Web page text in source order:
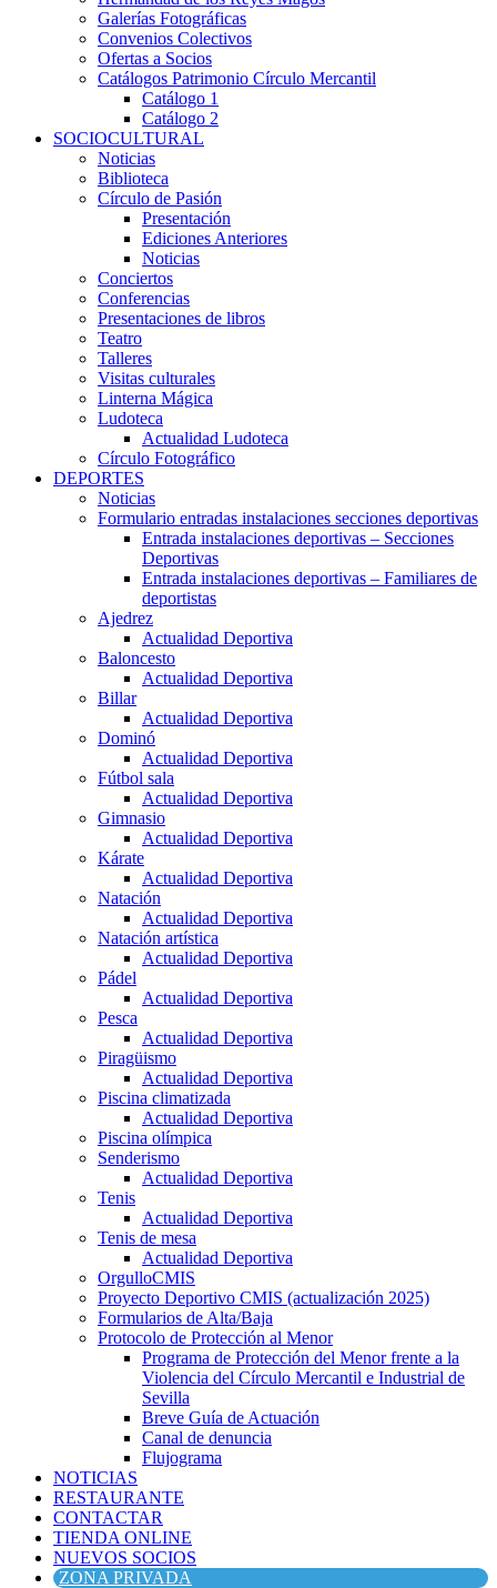
Galerías Fotográficas
Convenios Colectivos
Ofertas a Socios
Catálogos Patrimonio Círculo Mercantil
Catálogo 1
Catálogo 2
SOCIOCULTURAL
Noticias
Biblioteca
Círculo de Pasión
Presentación
Ediciones Anteriores
Noticias
Conciertos
Conferencias
Presentaciones de libros
Teatro
Talleres
Visitas culturales
Linterna Mágica
Ludoteca
Actualidad Ludoteca
Círculo Fotográfico
DEPORTES
Noticias
Formulario entradas instalaciones secciones deportivas
Entrada instalaciones deportivas – Secciones
Deportivas
Entrada instalaciones deportivas – Familiares de
deportistas
Ajedrez
Actualidad Deportiva
Baloncesto
Actualidad Deportiva
Billar
Actualidad Deportiva
Dominó
Actualidad Deportiva
Fútbol sala
Actualidad Deportiva
Gimnasio
Actualidad Deportiva
Kárate
Actualidad Deportiva
Natación
Actualidad Deportiva
Natación artística
Actualidad Deportiva
Pádel
Actualidad Deportiva
Pesca
Actualidad Deportiva
Piragüismo
Actualidad Deportiva
Piscina climatizada
Actualidad Deportiva
Piscina olímpica
Senderismo
Actualidad Deportiva
Tenis
Actualidad Deportiva
Tenis de mesa
Actualidad Deportiva
OrgulloCMIS
Proyecto Deportivo CMIS (actualización 2025)
Formularios de Alta/Baja
Protocolo de Protección al Menor
Programa de Protección del Menor frente a la
Violencia del Círculo Mercantil e Industrial de
Sevilla
Breve Guía de Actuación
Canal de denuncia
Flujograma
NOTICIAS
RESTAURANTE
CONTACTAR
TIENDA ONLINE
NUEVOS SOCIOS
ZONA PRIVADA